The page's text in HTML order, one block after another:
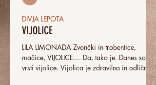
VIJOLICE
LILA LIMONADA Zvončki in trobentice,
mačice, VIJOLICE.... Da, tako je. Danes so na
vrsti vijolice. Vijolica je zdravilna in odlična
DIVJA LEPOTA